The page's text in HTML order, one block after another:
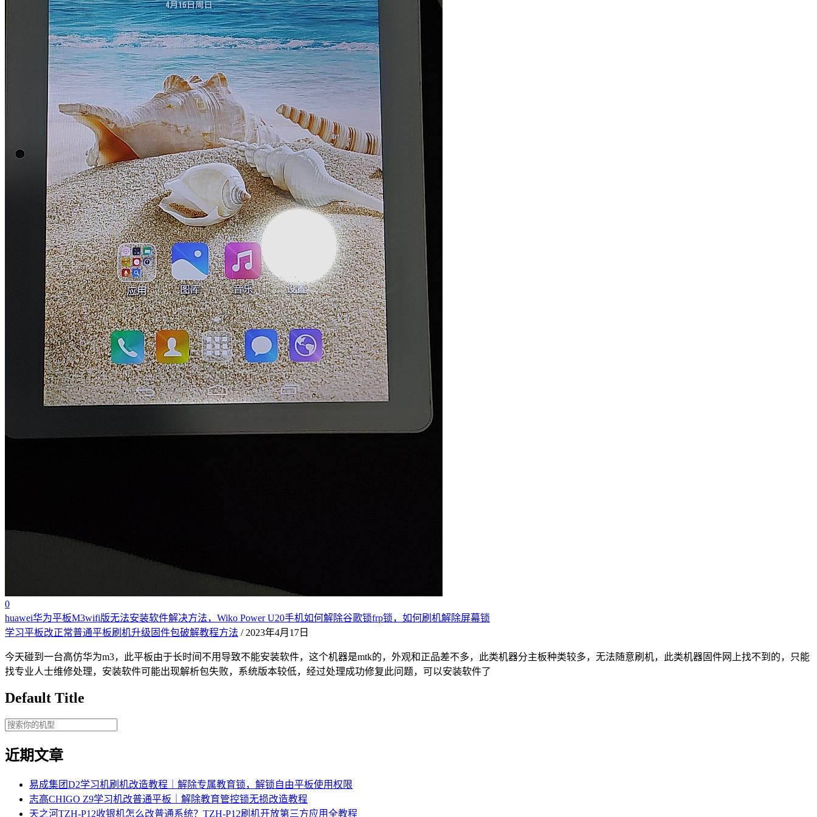
0
huawei华为平板M3wifi版无法安装软件解决方法，Wiko Power U20手机如何解除谷歌锁frp锁，如何刷机解除屏幕锁
学习平板改正常普通平板刷机升级固件包破解教程方法 / 2023年4月17日
今天碰到一台高仿华为m3，此平板由于长时间不用导致不能安装软件，这个机器是mtk的，外观和正品差不多，此类机器分主板种类较多，无法随意刷机，此类机器固件网上找不到的，只能
找专业人士维修处理，安装软件可能出现解析包失败，系统版本较低，经过处理成功修复此问题，可以安装软件了
Default Title
近期文章
易成集团D2学习机刷机改造教程｜解除专属教育锁，解锁自由平板使用权限
志高CHIGO Z9学习机改普通平板｜解除教育管控锁无损改造教程
天之河TZH-P12收银机怎么改普通系统？TZH-P12刷机开放第三方应用全教程